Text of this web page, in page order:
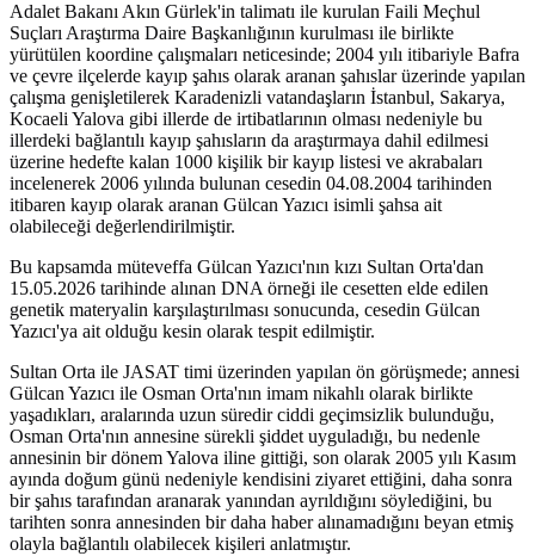
Adalet Bakanı Akın Gürlek'in talimatı ile kurulan Faili Meçhul
Suçları Araştırma Daire Başkanlığının kurulması ile birlikte
yürütülen koordine çalışmaları neticesinde; 2004 yılı itibariyle Bafra
ve çevre ilçelerde kayıp şahıs olarak aranan şahıslar üzerinde yapılan
çalışma genişletilerek Karadenizli vatandaşların İstanbul, Sakarya,
Kocaeli Yalova gibi illerde de irtibatlarının olması nedeniyle bu
illerdeki bağlantılı kayıp şahısların da araştırmaya dahil edilmesi
üzerine hedefte kalan 1000 kişilik bir kayıp listesi ve akrabaları
incelenerek 2006 yılında bulunan cesedin 04.08.2004 tarihinden
itibaren kayıp olarak aranan Gülcan Yazıcı isimli şahsa ait
olabileceği değerlendirilmiştir.
Bu kapsamda müteveffa Gülcan Yazıcı'nın kızı Sultan Orta'dan
15.05.2026 tarihinde alınan DNA örneği ile cesetten elde edilen
genetik materyalin karşılaştırılması sonucunda, cesedin Gülcan
Yazıcı'ya ait olduğu kesin olarak tespit edilmiştir.
Sultan Orta ile JASAT timi üzerinden yapılan ön görüşmede; annesi
Gülcan Yazıcı ile Osman Orta'nın imam nikahlı olarak birlikte
yaşadıkları, aralarında uzun süredir ciddi geçimsizlik bulunduğu,
Osman Orta'nın annesine sürekli şiddet uyguladığı, bu nedenle
annesinin bir dönem Yalova iline gittiği, son olarak 2005 yılı Kasım
ayında doğum günü nedeniyle kendisini ziyaret ettiğini, daha sonra
bir şahıs tarafından aranarak yanından ayrıldığını söylediğini, bu
tarihten sonra annesinden bir daha haber alınamadığını beyan etmiş
olayla bağlantılı olabilecek kişileri anlatmıştır.